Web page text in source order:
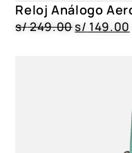
Reloj Análogo
s/249.00s/ 149.00